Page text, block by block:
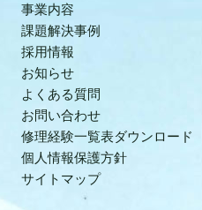
事業内容
課題解決事例
採用情報
お知らせ
よくある質問
お問い合わせ
修理経験一覧表ダウンロード
個人情報保護方針
サイトマップ